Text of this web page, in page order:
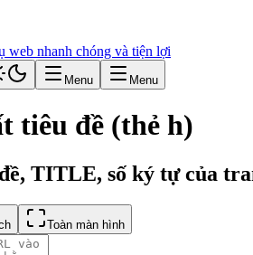
web nhanh chóng và tiện lợi
Menu Menu
tiêu đề (thẻ h)
TITLE, số ký tự của
Toàn màn hình